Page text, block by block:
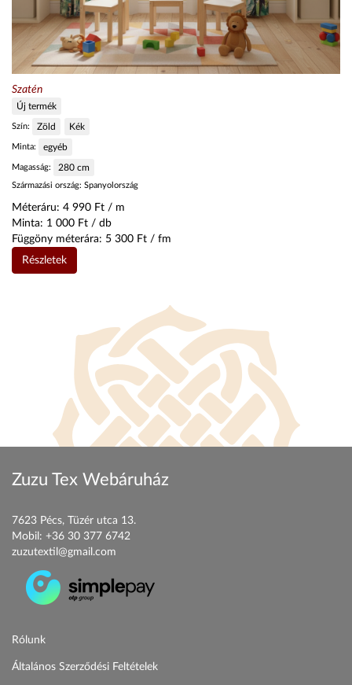
Szatén
Új termék
Szín: Zöld Kék
Minta: egyéb
Magasság: 280 cm
Származási ország: Spanyolország
Méteráru: 4 990 Ft / m
Minta: 1 000 Ft / db
Függöny méterára: 5 300 Ft / fm
Részletek
Zuzu Tex Webáruház
7623 Pécs, Tüzér utca 13.
Mobil: +36 30 377 6742
zuzutextil@gmail.com
Rólunk
Általános Szerződési Feltételek